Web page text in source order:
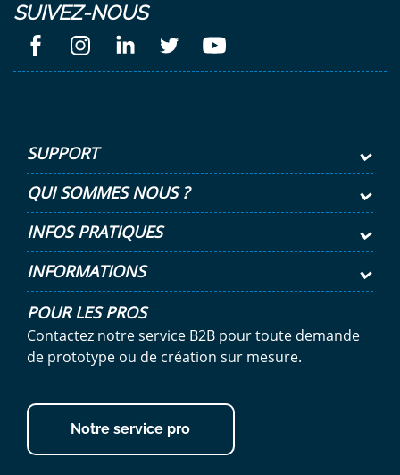
SUIVEZ-NOUS
SUPPORT
INFOS PRATIQUES
QUI SOMMES NOUS ?
INFORMATIONS
POUR LES PROS
Contactez notre service B2B pour toute demande
de prototype ou de création sur mesure.
Notre service pro